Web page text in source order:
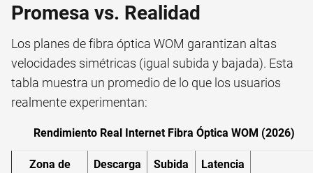
Promesa vs. Realidad
Los planes de fibra óptica WOM garantizan altas
velocidades simétricas (igual subida y bajada). Esta
tabla muestra un promedio de lo que los usuarios
realmente experimentan:
Rendimiento Real Internet Fibra Óptica WOM (2026)
Zona de
Descarga
Subida
Latencia